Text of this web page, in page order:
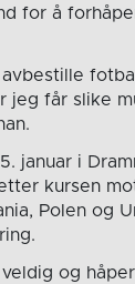
for å
jeg får slike
januar i
kursen
Polen og
og